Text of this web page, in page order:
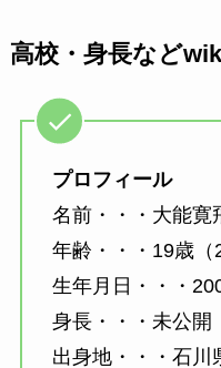
高校・身長など
プロフィール
名前・・・大能寛
年齢・・・19歳（
生年月日・・・
身長・・・未公開
出身地・・・石川